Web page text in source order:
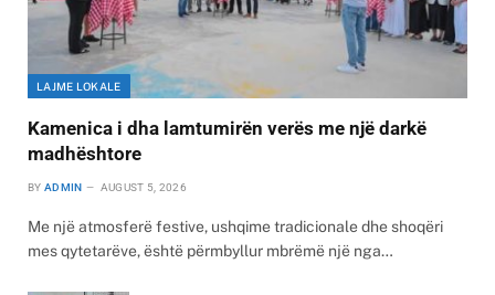
LAJME LOKALE
Kamenica i dha lamtumirën verës me një darkë
madhështore
BY ADMIN AUGUST 5, 2026
Me një atmosferë festive, ushqime tradicionale dhe shoqëri
mes qytetarëve, është përmbyllur mbrëmë një nga…